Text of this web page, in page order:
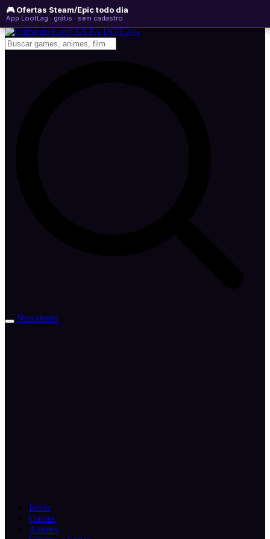
🎮 Ofertas Steam/Epic todo dia
App LootLag · grátis · sem cadastro
sexta-feira, 07 de agosto de 2026
Newsletter
CULPA DO LAG
Newsletter
Inicio
Games
Animes